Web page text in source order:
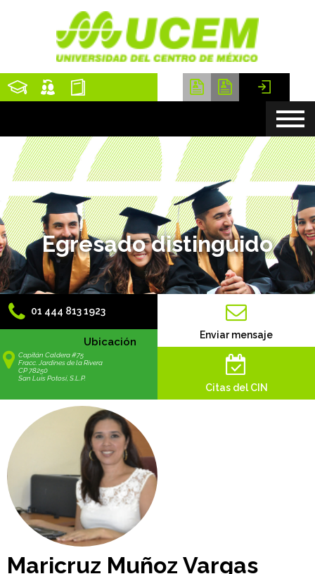
Egresado distinguido
01 444 813 1923
Ubicación
Capitán Caldera #75
Fracc. Jardines de la Rivera
CP 78250
San Luis Potosí, S.L.P.
Enviar mensaje
Citas del CIN
Maricruz Muñoz Vargas